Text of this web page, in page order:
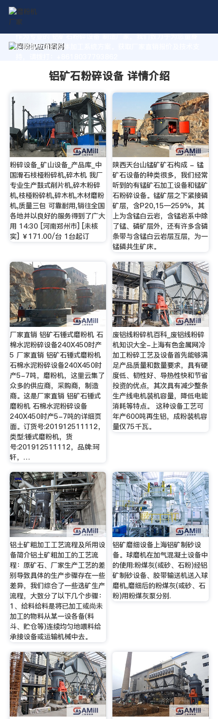
作为专业的 铝矿石粉碎设备 制造厂家，我们致力于为您量身
定制高价值的粉体加工系统方案。获取厂家直销报价及技术支
铝矿石粉碎设备 详情介绍
粉碎设备_矿山设备_产品库_中
国滑石枝桠粉碎机,碎木机 我厂
专业生产鼓式削片机,碎木粉碎
机,枝桠粉碎机,碎木机,木材磨粉
机,质量三包 可靠耐用,销往全国
各地并以良好的服务得到了广大
用 14:30 [河南郑州市] [未核
实] ￥171.00/台 1台起订
陕西天台山锰矿矿石构成 - 锰
矿石设备的种类很多，我们经常
听到的有锰矿石加工设备和锰矿
石粉碎设备。锰矿层之下紧接磷
矿层，含P20,15―259%，其
上为含锰白云岩，含锰岩系中除
了锰、磷矿层外，还有许多含磷
条带与含锰白云岩层互层，为一
锰磷共生矿床。
厂家直销 铝矿石锤式磨粉机 石
棉水泥粉碎设备240X450时产
5 厂家直销 铝矿石锤式磨粉机
石棉水泥粉碎设备240X450时
产5-7吨，磨粉机，这里云集了
众多的供应商，采购商，制造
商。这是厂家直销 铝矿石锤式
磨粉机 石棉水泥粉碎设备
240X450时产5-7吨的详细页
面。订货号:201912511112，
类型:锤式磨粉机，货
号:201912511112，品牌:珂
轩，…
废铝线粉碎机百科_废铝线粉碎
机知识大全-上海有色金属网冷
加工粉碎工艺及设备首先能够满
足产品质量和数量要求，具有硬
度低、韧性好、导热性快和节省
投资的优点，其次具有减少整条
生产线电机装机容量，降低电能
消耗等特点。 这种设备工艺可
年产600吨再生铝，成粉装机容
量仅75千瓦。
铝土矿粗加工工艺流程及所用设
备简介铝土矿粗加工的工艺流
程：原矿石、厂家生产工艺的差
别导致具体的生产步骤存在一些
差异，我们综合了一些选矿生产
流程，大致分了以下几个步骤：
1、给料给料是将已加工或尚未
加工的物料从某一设各备(料
斗、贮仓等)连续均匀地喂料给
承接设备或运输机械中去。
铝矿磨细设备上海铝矿制砂设
备。球磨机在加气混凝土设备中
的使用:粉煤灰(或砂、石粉)经铝
矿制砂设备、胶带输送机送入球
磨机,磨细后的粉煤灰(或砂、石
粉)用粉煤灰泵分别.